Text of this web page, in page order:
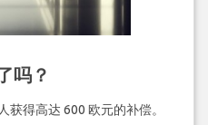
吗？
得高达 600 欧元的补偿。